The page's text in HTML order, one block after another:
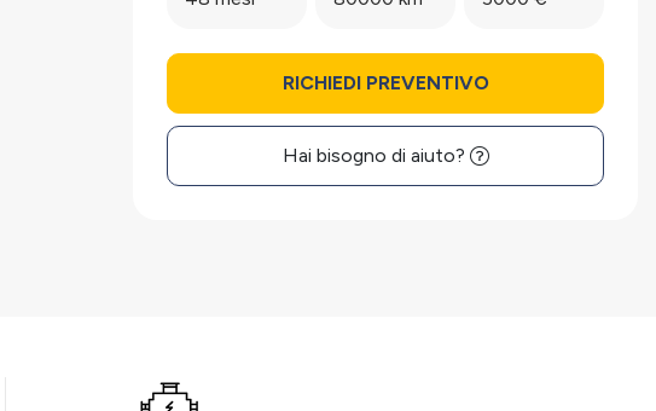
RICHIEDI PREVENTIVO
Hai bisogno di aiuto?